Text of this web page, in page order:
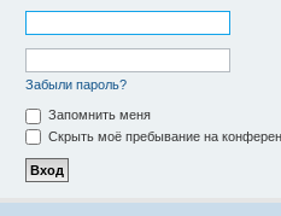
Забыли пароль?
Запомнить меня
Скрыть моё пребывание на